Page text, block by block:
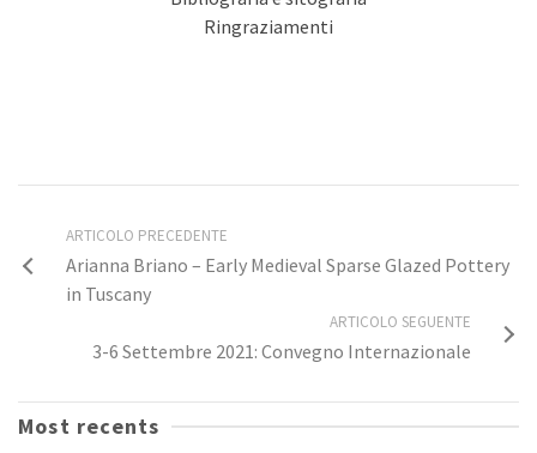
Ringraziamenti
ARTICOLO PRECEDENTE
Arianna Briano – Early Medieval Sparse Glazed Pottery
in Tuscany
ARTICOLO SEGUENTE
3-6 Settembre 2021: Convegno Internazionale
Most recents